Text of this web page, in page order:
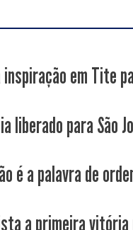
inspiração em Tite
liberado para São
é a palavra de
a primeira vitória